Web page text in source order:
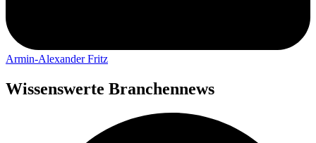
Armin-Alexander Fritz
Wissenswerte Branchennews